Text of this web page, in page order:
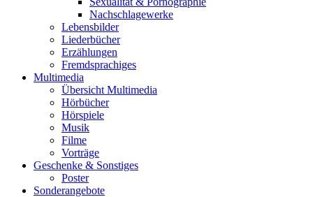
Nachschlagewerke
Lebensbilder
Liederbücher
Erzählungen
Fremdsprachiges
Multimedia
Übersicht Multimedia
Hörbücher
Hörspiele
Musik
Filme
Vorträge
Geschenke & Sonstiges
Poster
Sonderangebote